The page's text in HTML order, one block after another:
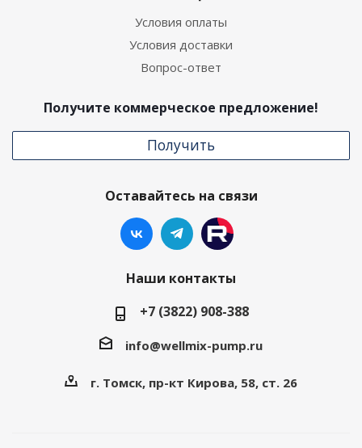
Условия оплаты
Условия доставки
Вопрос-ответ
Получите коммерческое предложение!
Получить
Оставайтесь на связи
Наши контакты
+7 (3822) 908-388
info@wellmix-pump.ru
г. Томск, пр-кт Кирова, 58, ст. 26